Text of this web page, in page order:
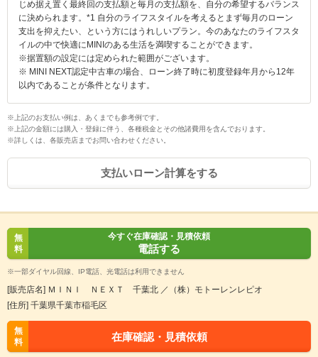
じめ据え置く最終回の支払額と毎月の支払額を、自分の希望するバランス
に決められます。*1 自分のライフスタイルを考えるとまず毎月のローン
支出を抑えたい、という方にはうれしいプラン。今のあなたのライフスタ
イルの中で快適にMINIのある生活を満喫することができます。
※据置額の設定には定められた範囲がございます。
※ MINI NEXT認定中古車の場合、ローン終了時に初度登録年月から12年
以内であることが条件となります。
※上記のお支払い例は、あくまでも参考例です。
※上記の金額には購入・登録に伴う、各種税金とその他諸費用を含んでおります。
※詳しくは、各販売店までお問い合わせください。
支払いローン計算をする
無
料
今すぐ在庫確認・見積依頼
電話する
※一部ダイヤル回線、IP電話、光電話は利用できません
[販売店名] ＭＩＮＩ ＮＥＸＴ 千葉北 ／（株）モトーレンレピオ
[住所] 千葉県千葉市稲毛区
無
料
在庫確認・見積依頼